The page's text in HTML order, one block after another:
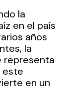
la
en el país
años
la
representa
este
en un